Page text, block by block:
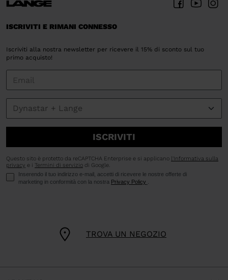
TROVA UN NEGOZIO
ISCRIVITI E RIMANI CONNESSO
Iscriviti alla nostra newsletter per ricevere il 15% di sconto sul tuo
primo acquisto!
ISCRIVITI
Questo sito è protetto da reCAPTCHA Enterprise e si applicano
l'Informativa sulla
privacy e i Termini di servizio di Google.
Inserendo il tuo indirizzo e-mail, accetti di ricevere le nostre offerte di
marketing in conformità con la nostra Privacy Policy .